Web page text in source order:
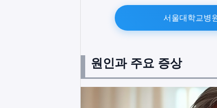
서울대학교병
원인과 주요 증상